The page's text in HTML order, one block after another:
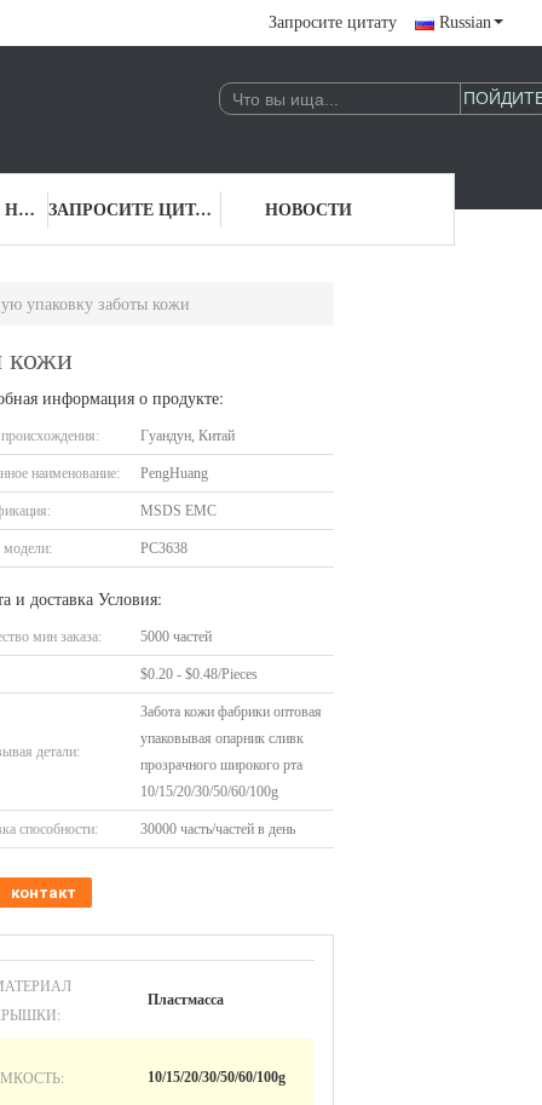
Запросите цитату Russian
СВЯЖИТЕСЬ С НАМИ ЗАПРОСИТЕ ЦИТАТУ НОВОСТИ
упаковку заботы кожи
кожи
информация о продукте:
Гуандун, Китай
наименование: PengHuang
MSDS EMC
PC3638
и доставка Условия:
мин заказа: 5000 частей
$0.20 - $0.48/Pieces
детали:
Забота кожи фабрики оптовая
упаковывая опарник сливк
прозрачного широкого рта
10/15/20/30/50/60/100g
способности: 30000 часть/частей в день
контакт
Пластмасса
10/15/20/30/50/60/100g